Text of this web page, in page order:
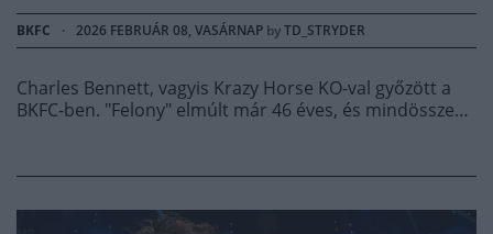
BKFC · 2026 FEBRUÁR 08, VASÁRNAP byTD_STRYDER
Charles Bennett, vagyis Krazy Horse KO-val győzött a
BKFC-ben. "Felony" elmúlt már 46 éves, és mindössze…